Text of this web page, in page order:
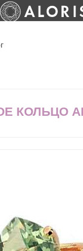
КОЛЬЦО